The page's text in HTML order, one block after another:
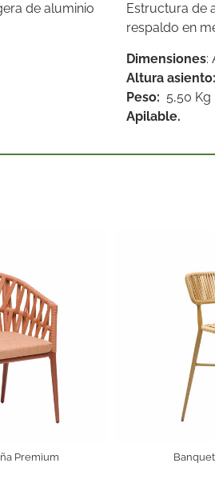
de aluminio
Estructura de
respaldo en
Dimensiones:
Altura asiento:
Peso: 5,50 Kg
Apilable.
Premium